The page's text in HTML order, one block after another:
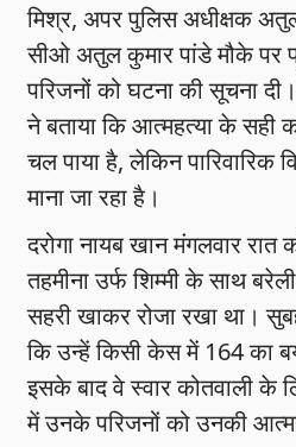
मिश्र, अपर पुलिस अधीक्षक
सीओ अतुल कुमार पांडे मौके पर
परिजनों को घटना की सूचना दी।
ने बताया कि आत्महत्या के सही
चल पाया है, लेकिन पारिवारिक
माना जा रहा है।
दरोगा नायब खान मंगलवार रात
तहमीना उर्फ शिम्मी के साथ
सहरी खाकर रोजा रखा था।
कि उन्हें किसी केस में 164 का
इसके बाद वे स्वार कोतवाली के
में उनके परिजनों को उनकी